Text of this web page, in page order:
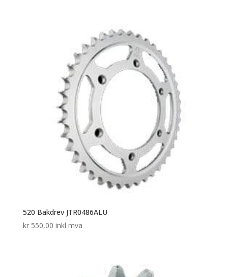
520 Bakdrev JTR0486ALU
kr550,00 inkl mva